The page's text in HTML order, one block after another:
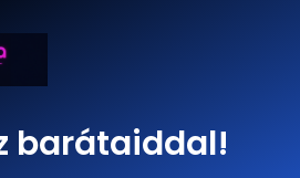
barátaiddal!